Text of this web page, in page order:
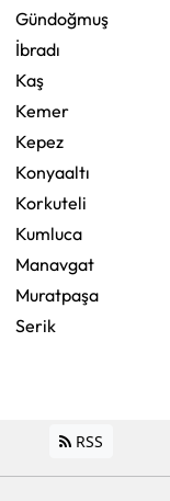
Gündoğmuş
İbradı
Kaş
Kemer
Kepez
Konyaaltı
Korkuteli
Kumluca
Manavgat
Muratpaşa
Serik
RSS